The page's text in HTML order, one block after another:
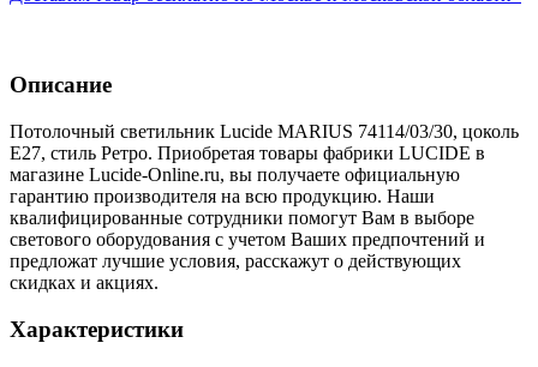
Описание
Потолочный светильник Lucide MARIUS 74114/03/30, цоколь
E27, стиль Ретро. Приобретая товары фабрики LUCIDE в
магазине Lucide-Online.ru, вы получаете официальную
гарантию производителя на всю продукцию. Наши
квалифицированные сотрудники помогут Вам в выборе
светового оборудования с учетом Ваших предпочтений и
предложат лучшие условия, расскажут о действующих
скидках и акциях.
Характеристики